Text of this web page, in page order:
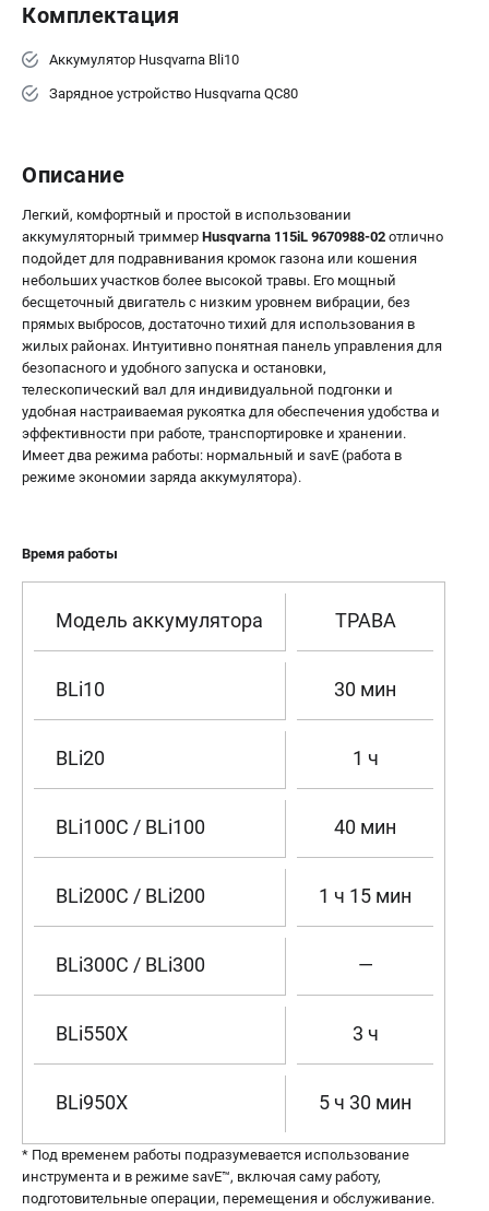
Комплектация
Аккумулятор Husqvarna Bli10
Зарядное устройство Husqvarna QC80
Описание
Легкий, комфортный и простой в использовании
аккумуляторный триммер Husqvarna 115iL 9670988-02 отлично
подойдет для подравнивания кромок газона или кошения
небольших участков более высокой травы. Его мощный
бесщеточный двигатель с низким уровнем вибрации, без
прямых выбросов, достаточно тихий для использования в
жилых районах. Интуитивно понятная панель управления для
безопасного и удобного запуска и остановки,
телескопический вал для индивидуальной подгонки и
удобная настраиваемая рукоятка для обеспечения удобства и
эффективности при работе, транспортировке и хранении.
Имеет два режима работы: нормальный и savE (работа в
режиме экономии заряда аккумулятора).
Время работы
Модель аккумулятора ТРАВА
BLi10 30 мин
BLi20 1 ч
BLi100C / BLi100 40 мин
BLi200C / BLi200 1 ч 15 мин
BLi300C / BLi300 —
BLi550X 3 ч
BLi950X 5 ч 30 мин
* Под временем работы подразумевается использование
инструмента и в режиме savE™, включая саму работу,
подготовительные операции, перемещения и обслуживание.